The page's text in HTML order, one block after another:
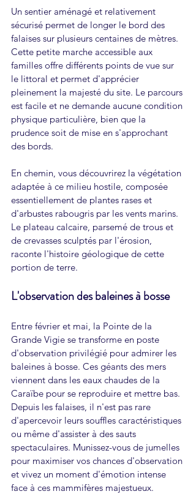
Un sentier aménagé et relativement
sécurisé permet de longer le bord des
falaises sur plusieurs centaines de mètres.
Cette petite marche accessible aux
familles offre différents points de vue sur
le littoral et permet d'apprécier
pleinement la majesté du site. Le parcours
est facile et ne demande aucune condition
physique particulière, bien que la
prudence soit de mise en s'approchant
des bords.
En chemin, vous découvrirez la végétation
adaptée à ce milieu hostile, composée
essentiellement de plantes rases et
d'arbustes rabougris par les vents marins.
Le plateau calcaire, parsemé de trous et
de crevasses sculptés par l'érosion,
raconte l'histoire géologique de cette
portion de terre.
L'observation des baleines à bosse
Entre février et mai, la Pointe de la
Grande Vigie se transforme en poste
d'observation privilégié pour admirer les
baleines à bosse. Ces géants des mers
viennent dans les eaux chaudes de la
Caraïbe pour se reproduire et mettre bas.
Depuis les falaises, il n'est pas rare
d'apercevoir leurs souffles caractéristiques
ou même d'assister à des sauts
spectaculaires. Munissez-vous de jumelles
pour maximiser vos chances d'observation
et vivez un moment d'émotion intense
face à ces mammifères majestueux.